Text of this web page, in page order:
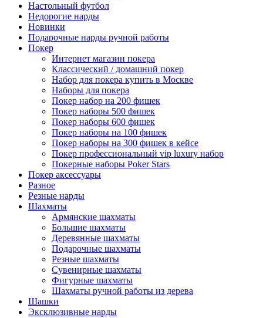
Настольный футбол
Недорогие нарды
Новинки
Подарочные нарды ручной работы
Покер
Интернет магазин покера
Классический / домашний покер
Набор для покера купить в Москве
Наборы для покера
Покер набор на 200 фишек
Покер наборы 500 фишек
Покер наборы 600 фишек
Покер наборы на 100 фишек
Покер наборы на 300 фишек в кейсе
Покер профессиональный vip luxury набор
Покерные наборы Poker Stars
Покер аксессуары
Разное
Резные нарды
Шахматы
Армянские шахматы
Большие шахматы
Деревянные шахматы
Подарочные шахматы
Резные шахматы
Сувенирные шахматы
Фигурные шахматы
Шахматы ручной работы из дерева
Шашки
Эксклюзивные нарды